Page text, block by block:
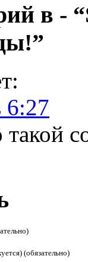
в -
6:27
такой
(обязательно)